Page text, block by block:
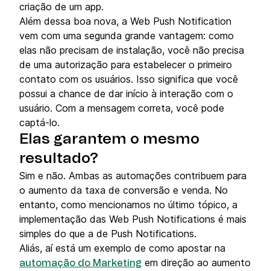
criação de um app.
Além dessa boa nova, a Web Push Notification
vem com uma segunda grande vantagem: como
elas não precisam de instalação, você não precisa
de uma autorização para estabelecer o primeiro
contato com os usuários. Isso significa que você
possui a chance de dar início à interação com o
usuário. Com a mensagem correta, você pode
captá-lo.
Elas garantem o mesmo
resultado?
Sim e não. Ambas as automações contribuem para
o aumento da taxa de conversão e venda. No
entanto, como mencionamos no último tópico, a
implementação das Web Push Notifications é mais
simples do que a de Push Notifications.
Aliás, aí está um exemplo de como apostar na
automação do Marketing em direção ao aumento